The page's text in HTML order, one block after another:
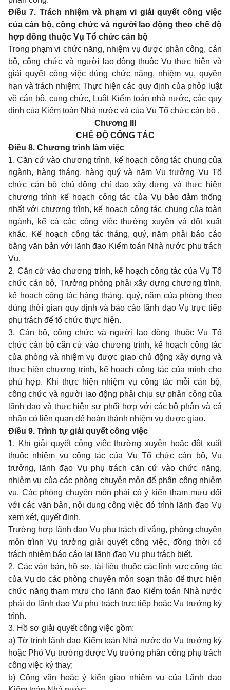
Điều 7. Trách nhiệm và phạm vi giải quyết công việc
của cán bộ, công chức và người lao động theo chế độ
hợp đồng thuộc Vụ Tổ chức cán bộ
Trong phạm vi chức năng, nhiệm vụ được phân công, cán
bộ, công chức và người lao động thuộc Vụ thực hiện và
giải quyết công việc đúng chức năng, nhiệm vụ, quyền
hạn và trách nhiệm; Thực hiện các quy định của phỏp luật
về cán bộ, cụng chức, Luật Kiểm toán nhà nước, các quy
định của Kiểm toán Nhà nước và của Vụ Tổ chức cán bộ .
Chương III
CHẾ ĐỘ CÔNG TÁC
Điều 8. Chương trình làm việc
1. Căn cứ vào chương trình, kế hoạch công tác chung của
ngành, hàng tháng, hàng quý và năm Vụ trưởng Vụ Tổ
chức cán bộ chủ động chỉ đạo xây dựng và thực hiện
chương trình kế hoạch công tác của Vụ bảo đảm thống
nhất với chương trình, kế hoạch công tác chung của toàn
ngành, kể cả các công việc thường xuyên và đột xuất
khác. Kế hoạch công tác tháng, quý, năm phải báo cáo
bằng văn bản với lãnh đạo Kiểm toán Nhà nước phụ trách
Vụ.
2. Căn cứ vào chương trình, kế hoạch công tác của Vụ Tổ
chức cán bộ, Trưởng phòng phải xây dựng chương trình,
kế hoạch công tác hàng tháng, quý, năm của phòng theo
đúng thời gian quy định và báo cáo lãnh đạo Vụ trực tiếp
phụ trách để tổ chức thực hiện.
3. Cán bộ, công chức và người lao động thuộc Vụ Tổ
chức cán bộ căn cứ vào chương trình, kế hoạch công tác
của phòng và nhiệm vụ được giao chủ động xây dựng và
thực hiện chương trình, kế hoạch công tác của mình cho
phù hợp. Khi thực hiện nhiệm vụ công tác mỗi cán bộ,
công chức và người lao động phải chịu sự phân công của
lãnh đạo và thực hiện sự phối hợp với các bộ phận và cá
nhân có liên quan để hoàn thành nhiệm vụ được giao.
Điều 9. Trình tự giải quyết công việc
1. Khi giải quyết công việc thường xuyên hoặc đột xuất
thuộc nhiệm vụ công tác của Vụ Tổ chức cán bộ, Vụ
trưởng, lãnh đạo Vụ phụ trách căn cứ vào chức năng,
nhiệm vụ của các phòng chuyên môn để phân công nhiệm
vụ. Các phòng chuyên môn phải có ý kiến tham mưu đối
với các văn bản, nội dung công việc đó trình lãnh đạo Vụ
xem xét, quyết định.
Trường hợp lãnh đạo Vụ phụ trách đi vắng, phòng chuyên
môn trình Vụ trưởng giải quyết công việc, đồng thời có
trách nhiệm báo cáo lại lãnh đạo Vụ phụ trách biết.
2. Các văn bản, hồ sơ, tài liệu thuộc các lĩnh vực công tác
của Vụ do các phòng chuyên môn soạn thảo để thực hiện
chức năng tham mưu cho lãnh đạo Kiểm toán Nhà nước
phải do lãnh đạo Vụ phụ trách trực tiếp hoặc Vụ trưởng ký
trình.
3. Hồ sơ giải quyết công việc gồm:
a) Tờ trình lãnh đạo Kiểm toán Nhà nước do Vụ trưởng ký
hoặc Phó Vụ trưởng được Vụ trưởng phân công phụ trách
công việc ký thay;
b) Công văn hoặc ý kiến giao nhiệm vụ của Lãnh đạo